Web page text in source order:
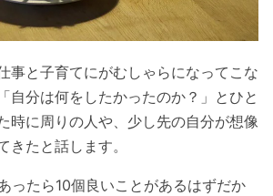
事と子育てにがむしゃらになってこな
自分は何をしたかったのか？」とひと
時に周りの人や、少し先の自分が想像
きたと話します。
ったら10個良いことがあるはずだか